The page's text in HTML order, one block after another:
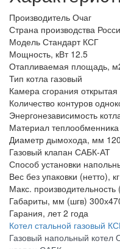
Производитель Очаг
Страна производства
Модель Стандарт КСГ
Мощность, кВт 12.5
Отапливаемая площадь,
Тип котла газовый
Камера сгорания открытая
Количество контуров
Энергонезависимость
Материал теплообменника
Диаметр дымохода, мм 120
Газовый клапан САБК-АТ
Способ установки
Вес без упаковки (нетто), кг
Макс.
Габариты, мм (шгв)
Гарания, лет 2 года
Котел стальной газовый
Газовый напольный котел